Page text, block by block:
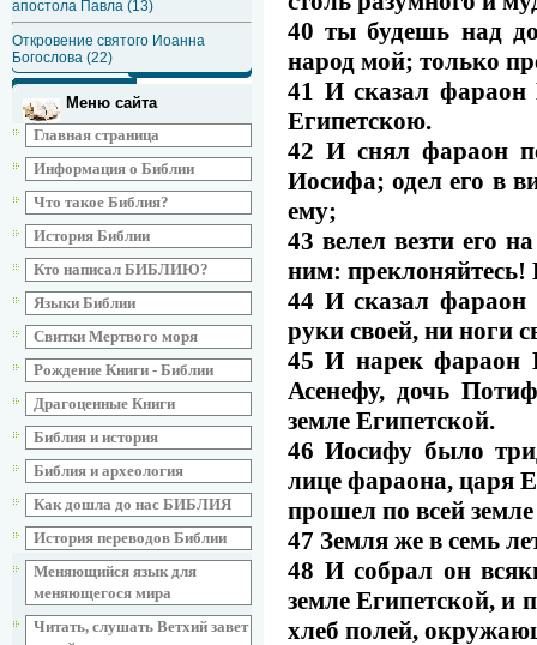
апостола Павла (13)
Откровение святого Иоанна
Богослова (22)
Меню сайта
Главная страница
Информация о Библии
Что такое Библия?
История Библии
Кто написал БИБЛИЮ?
Языки Библии
Свитки Мертвого моря
Рождение Книги - Библии
Драгоценные Книги
Библия и история
Библия и археология
Как дошла до нас БИБЛИЯ
История переводов Библии
Меняющийся язык для
меняющегося мира
Читать, слушать Ветхий завет
40 ты будешь над
народ мой; только
41 И сказал фараон
Египетскою.
42 И снял фараон
Иосифа; одел его в
ему;
43 велел везти его
ним: преклоняйтесь!
44 И сказал фараон
руки своей, ни ноги
45 И нарек фараон
Асенефу, дочь
земле Египетской.
46 Иосифу было
лице фараона, царя
прошел по всей
47 Земля же в семь
48 И собрал он
земле Египетской, и
хлеб полей,